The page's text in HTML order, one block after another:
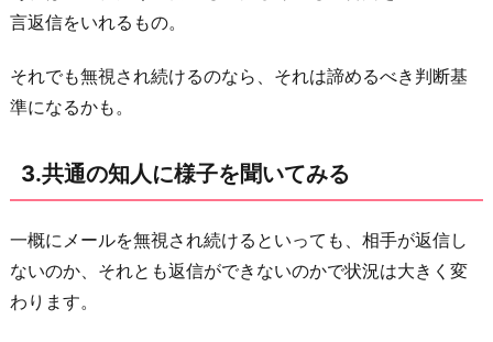
直
気
持
を
え
る
お
言返信をいれるもの。
それでも無視され続けるのなら、それは諦めるべき判断基
準になるかも。
3.共通の知人に様子を聞いてみる
一概にメールを無視され続けるといっても、相手が返信し
ないのか、それとも返信ができないのかで状況は大きく変
わります。